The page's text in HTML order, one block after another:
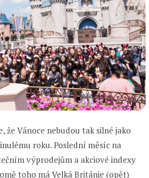
Vánoce nebudou tak silné jako
roku. Poslední měsíc na
výprodejům a akciové indexy
toho má Velká Británie (opět)